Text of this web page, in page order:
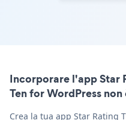
Incorporare l'app Star
Ten for WordPress
Crea la tua app Star Rating